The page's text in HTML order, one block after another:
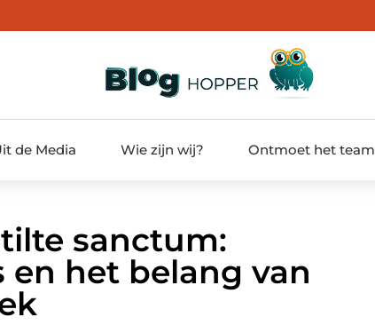
de Media Wie zijn wij? Ontmoet het team
sanctum:
en het belang van